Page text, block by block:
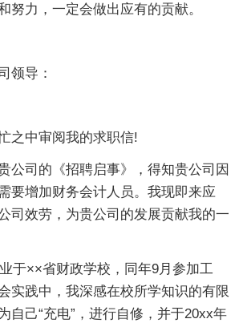
努力，一定会做出应有的贡献。
领导：
之中审阅我的求职信!
公司的《招聘启事》，得知贵公司因
要增加财务会计人员。我现即来应
司效劳，为贵公司的发展贡献我的一
于××省财政学校，同年9月参加工
实践中，我深感在校所学知识的有限
自己“充电”，进行自修，并于20xx年